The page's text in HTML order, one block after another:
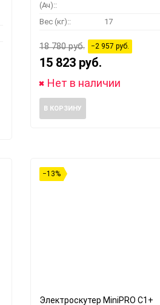
(Ач)::
Вес (кг):: 17
18 780 руб. −2 957 руб.
15 823 руб.
Нет в наличии
В КОРЗИНУ
−13%
Электроскутер MiniPRO C1+